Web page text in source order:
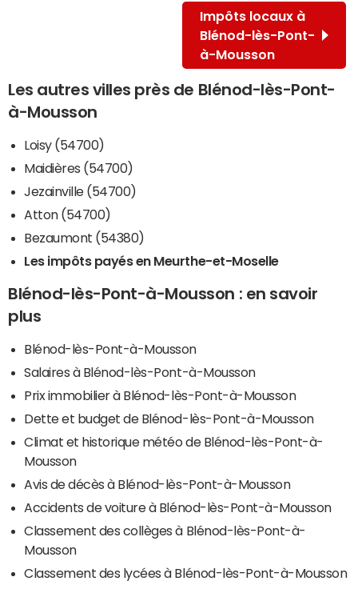
Impôts locaux à
Blénod-lès-Pont-
à-Mousson
Les autres villes près de Blénod-lès-Pont-
à-Mousson
Loisy (54700)
Maidières (54700)
Jezainville (54700)
Atton (54700)
Bezaumont (54380)
Les impôts payés en Meurthe-et-Moselle
Blénod-lès-Pont-à-Mousson : en savoir
plus
Blénod-lès-Pont-à-Mousson
Salaires à Blénod-lès-Pont-à-Mousson
Prix immobilier à Blénod-lès-Pont-à-Mousson
Dette et budget de Blénod-lès-Pont-à-Mousson
Climat et historique météo de Blénod-lès-Pont-à-
Mousson
Avis de décès à Blénod-lès-Pont-à-Mousson
Accidents de voiture à Blénod-lès-Pont-à-Mousson
Classement des collèges à Blénod-lès-Pont-à-
Mousson
Classement des lycées à Blénod-lès-Pont-à-Mousson